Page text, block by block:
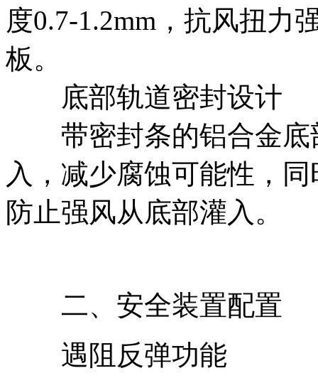
度0.7-1.2mm，抗风扭力
板。
底部轨道密封设计
带密封条的铝合金底
入，减少腐蚀可能性，
防止强风从底部灌入。
二、安全装置配置
遇阻反弹功能